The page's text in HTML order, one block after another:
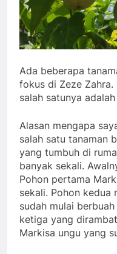
Ada beberapa
fokus di Zeze Zahra.
salah satunya
Alasan mengapa
salah satu tanaman
yang tumbuh di
banyak sekali.
Pohon pertama
sekali. Pohon kedua
sudah mulai
ketiga yang
Markisa ungu yang